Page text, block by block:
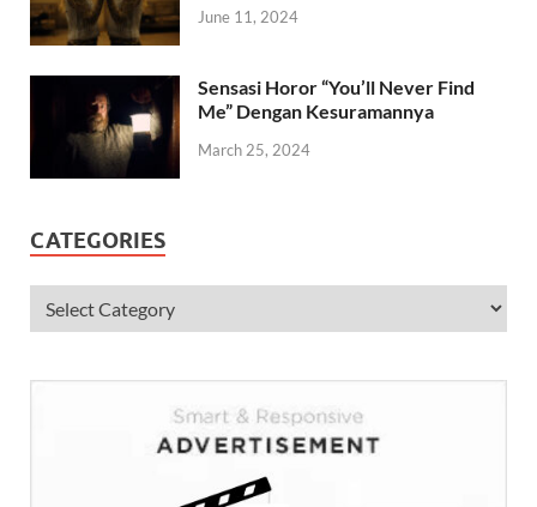
June 11, 2024
Sensasi Horor “You’ll Never Find
Me” Dengan Kesuramannya
March 25, 2024
CATEGORIES